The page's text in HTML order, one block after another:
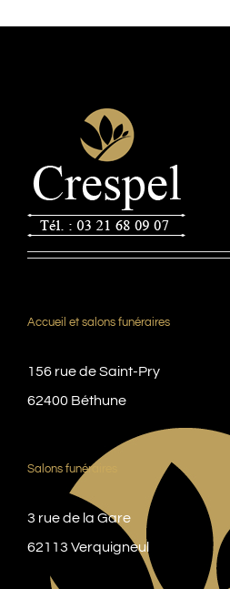
Accueil et salons funéraires
156 rue de Saint-Pry
62400 Béthune
Salons funéraires
3 rue de la Gare
62113 Verquigneul